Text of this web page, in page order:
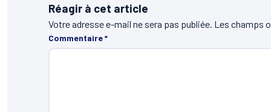
Réagir à cet article
Votre adresse e-mail ne sera pas publiée. Les champs
Commentaire*